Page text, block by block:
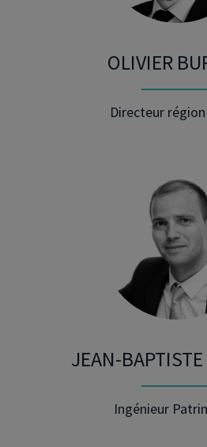
OLIVIER
Directeur
JEAN-
Ingénieur